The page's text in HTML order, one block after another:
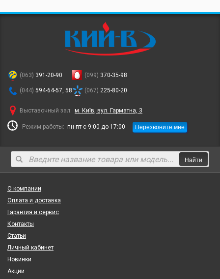
(063) 391-20-90
(044) 594-64-57, 58
(099) 370-35-98
(067) 225-80-20
Выставочный зал: м. Київ, вул. Гарматна, 3
Режим работы: пн-пт с 9:00 до 17:00 Перезвоните мне
Найти
О компании
Оплата и доставка
Гарантия и сервис
Контакты
Статьи
Личный кабинет
Новинки
Акции